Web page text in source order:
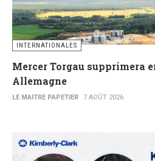
INTERNATIONALES
Mercer Torgau supprimera
Allemagne
LE MAITRE PAPETIER 7 AOÛT 2026